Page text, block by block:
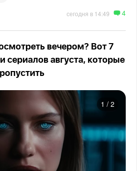
сегодня в 14:49 4
вечером? Вот 7
сериалов августа, которые
1 / 2